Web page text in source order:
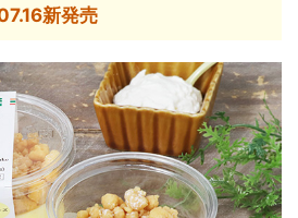
新発売